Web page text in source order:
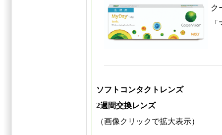
ク
ソフトコンタクトレンズ
2週間交換レンズ
（画像クリックで拡大表示）